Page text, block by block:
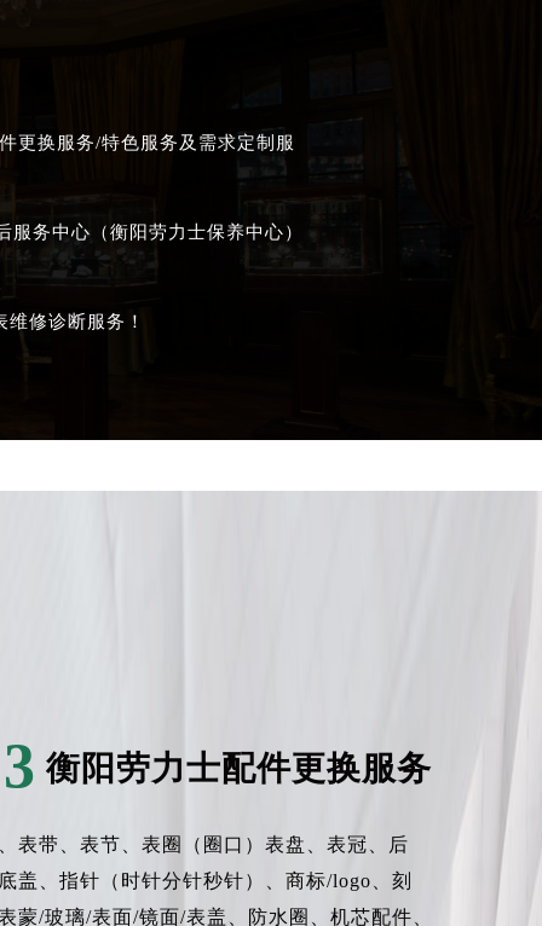
更换服务/特色服务及需求定制服
务中心（衡阳劳力士保养中心）
修诊断服务！
衡阳劳力士配件更换服务
表带、表节、表圈（圈口）表盘、表冠、后
盖、指针（时针分针秒针）、商标/logo、刻
蒙/玻璃/表面/镜面/表盖、防水圈、机芯配件、